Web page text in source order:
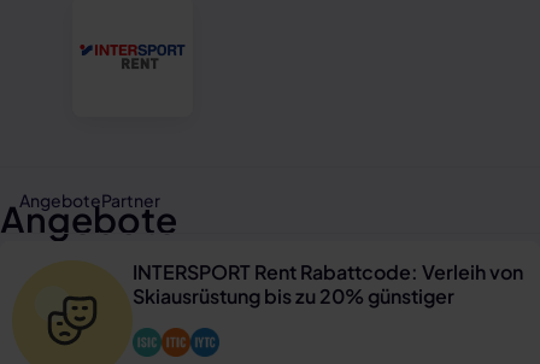
AngebotePartner
Angebote
INTERSPORT Rent Rabattcode: Verleih von
Skiausrüstung bis zu 20% günstiger